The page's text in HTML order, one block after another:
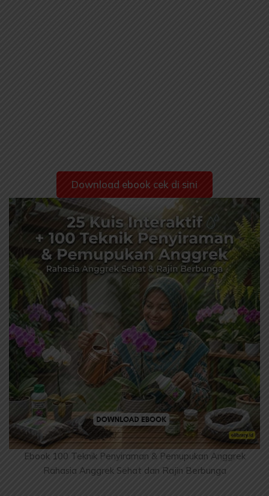
Download ebook cek di sini
Ebook 100 Teknik Penyiraman & Pemupukan Anggrek
Rahasia Anggrek Sehat dan Rajin Berbunga